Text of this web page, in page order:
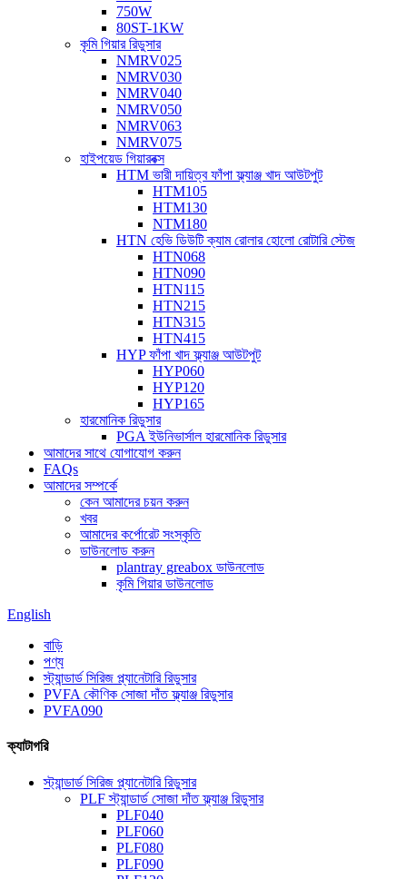
750W
80ST-1KW
কৃমি গিয়ার রিডুসার
NMRV025
NMRV030
NMRV040
NMRV050
NMRV063
NMRV075
হাইপয়েড গিয়ারবক্স
HTM ভারী দায়িত্ব ফাঁপা ফ্ল্যাঞ্জ খাদ আউটপুট
HTM105
HTM130
NTM180
HTN হেভি ডিউটি ​​ক্যাম রোলার হোলো রোটারি স্টেজ
HTN068
HTN090
HTN115
HTN215
HTN315
HTN415
HYP ফাঁপা খাদ ফ্ল্যাঞ্জ আউটপুট
HYP060
HYP120
HYP165
হারমোনিক রিডুসার
PGA ইউনিভার্সাল হারমোনিক রিডুসার
আমাদের সাথে যোগাযোগ করুন
FAQs
আমাদের সম্পর্কে
কেন আমাদের চয়ন করুন
খবর
আমাদের কর্পোরেট সংস্কৃতি
ডাউনলোড করুন
plantray greabox ডাউনলোড
কৃমি গিয়ার ডাউনলোড
English
বাড়ি
পণ্য
স্ট্যান্ডার্ড সিরিজ প্ল্যানেটারি রিডুসার
PVFA কৌণিক সোজা দাঁত ফ্ল্যাঞ্জ রিডুসার
PVFA090
ক্যাটাগরি
স্ট্যান্ডার্ড সিরিজ প্ল্যানেটারি রিডুসার
PLF স্ট্যান্ডার্ড সোজা দাঁত ফ্ল্যাঞ্জ রিডুসার
PLF040
PLF060
PLF080
PLF090